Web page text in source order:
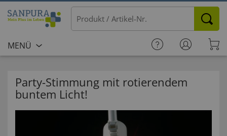
MENÜ
Party-Stimmung mit rotierendem
buntem Licht!